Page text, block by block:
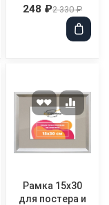
248 ₽2 330 ₽
Рамка 15x30
для постера и